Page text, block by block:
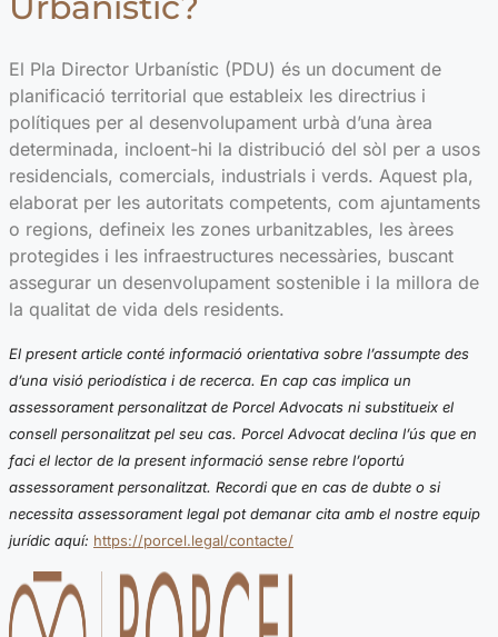
El Pla Director Urbanístic (PDU) és un document de
planificació territorial que estableix les directrius i
polítiques per al desenvolupament urbà d’una àrea
determinada, incloent-hi la distribució del sòl per a usos
residencials, comercials, industrials i verds. Aquest pla,
elaborat per les autoritats competents, com ajuntaments
o regions, defineix les zones urbanitzables, les àrees
protegides i les infraestructures necessàries, buscant
assegurar un desenvolupament sostenible i la millora de
la qualitat de vida dels residents.
El present article conté informació orientativa sobre l’assumpte des
d’una visió periodística i de recerca. En cap cas implica un
assessorament personalitzat de Porcel Advocats ni substitueix el
consell personalitzat pel seu cas. Porcel Advocat declina l’ús que en
faci el lector de la present informació sense rebre l’oportú
assessorament personalitzat. Recordi que en cas de dubte o si
necessita assessorament legal pot demanar cita amb el nostre equip
jurídic aquí: https://porcel.legal/contacte/